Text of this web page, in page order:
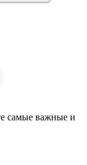
самые важные и